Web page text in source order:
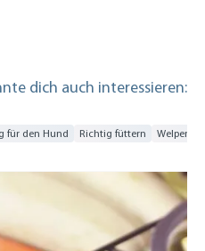
dich auch interessieren:
für den Hund Richtig füttern Welpen-